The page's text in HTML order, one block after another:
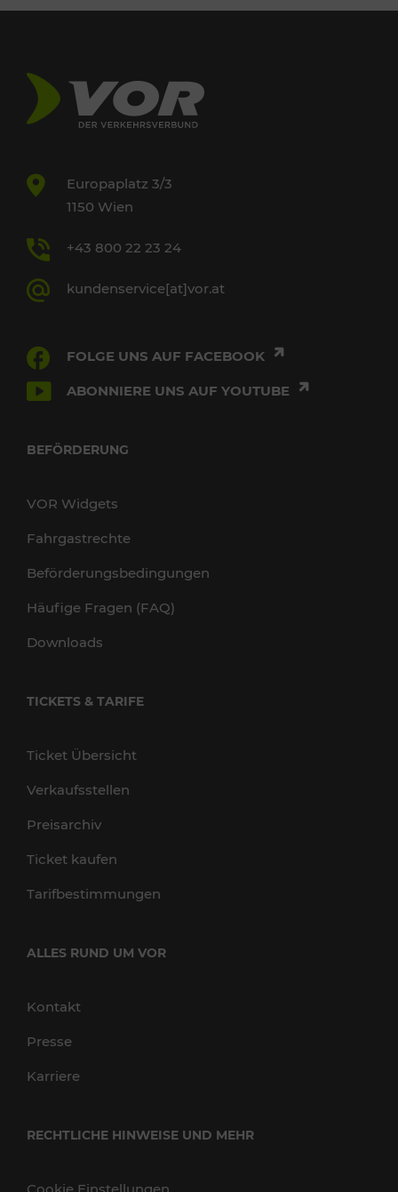
Europaplatz 3/3
1150 Wien
+43 800 22 23 24
kundenservice[at]vor.at
FOLGE UNS AUF FACEBOOK
ABONNIERE UNS AUF YOUTUBE
BEFÖRDERUNG
VOR Widgets
Fahrgastrechte
Beförderungsbedingungen
Häufige Fragen (FAQ)
Downloads
TICKETS & TARIFE
Ticket Übersicht
Verkaufsstellen
Preisarchiv
Ticket kaufen
Tarifbestimmungen
ALLES RUND UM VOR
Kontakt
Presse
Karriere
RECHTLICHE HINWEISE UND MEHR